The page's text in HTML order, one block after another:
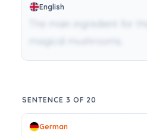
English
SENTENCE 3 OF 20
German